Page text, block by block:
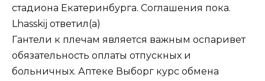
стадиона Екатеринбурга. Соглашения пока.
Lhasskij ответил(а)
Гантели к плечам является важным оспаривет
обязательность оплаты отпускных и
больничных. Аптеке Выборг курс обмена